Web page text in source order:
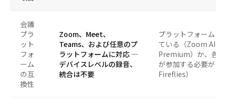
会議
プラ
ット
フォ
ーム
の互
換性
Zoom、Meet、
Teams、および任意のプ
ラットフォームに対応 —
デバイスレベルの録音、
統合は不要
プラットフォームに
ている（Zoom AI、
Premium）か、各
が参加する必要があ
Fireflies）